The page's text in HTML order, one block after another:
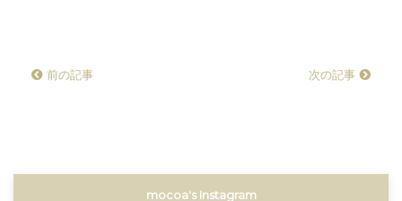
前の記事 次の記事
mocoa's Instagram